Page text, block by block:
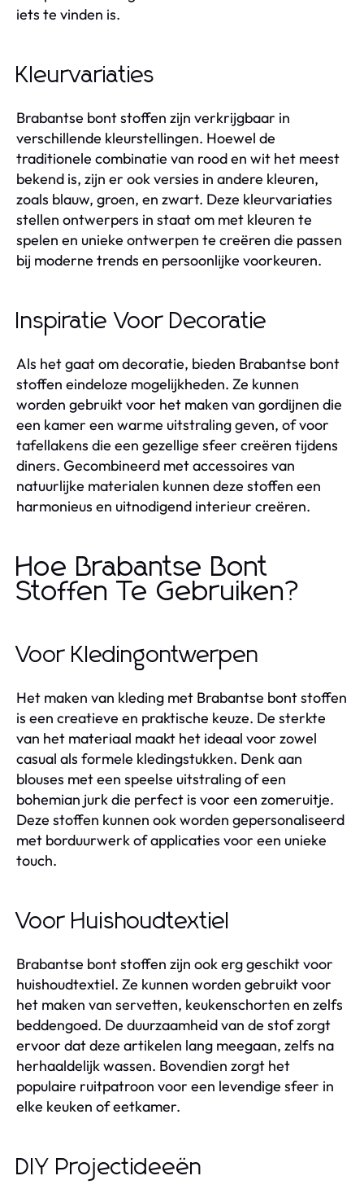
iets te vinden is.
Kleurvariaties
Brabantse bont stoffen zijn verkrijgbaar in
verschillende kleurstellingen. Hoewel de
traditionele combinatie van rood en wit het meest
bekend is, zijn er ook versies in andere kleuren,
zoals blauw, groen, en zwart. Deze kleurvariaties
stellen ontwerpers in staat om met kleuren te
spelen en unieke ontwerpen te creëren die passen
bij moderne trends en persoonlijke voorkeuren.
Inspiratie Voor Decoratie
Als het gaat om decoratie, bieden Brabantse bont
stoffen eindeloze mogelijkheden. Ze kunnen
worden gebruikt voor het maken van gordijnen die
een kamer een warme uitstraling geven, of voor
tafellakens die een gezellige sfeer creëren tijdens
diners. Gecombineerd met accessoires van
natuurlijke materialen kunnen deze stoffen een
harmonieus en uitnodigend interieur creëren.
Hoe Brabantse Bont
Stoffen Te Gebruiken?
Voor Kledingontwerpen
Het maken van kleding met Brabantse bont stoffen
is een creatieve en praktische keuze. De sterkte
van het materiaal maakt het ideaal voor zowel
casual als formele kledingstukken. Denk aan
blouses met een speelse uitstraling of een
bohemian jurk die perfect is voor een zomeruitje.
Deze stoffen kunnen ook worden gepersonaliseerd
met borduurwerk of applicaties voor een unieke
touch.
Voor Huishoudtextiel
Brabantse bont stoffen zijn ook erg geschikt voor
huishoudtextiel. Ze kunnen worden gebruikt voor
het maken van servetten, keukenschorten en zelfs
beddengoed. De duurzaamheid van de stof zorgt
ervoor dat deze artikelen lang meegaan, zelfs na
herhaaldelijk wassen. Bovendien zorgt het
populaire ruitpatroon voor een levendige sfeer in
elke keuken of eetkamer.
DIY Projectideeën